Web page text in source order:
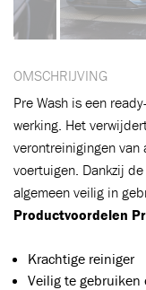
OMSCHRIJVING
Pre Wash is een
werking. Het
verontreinigingen van
voertuigen. Dankzij
algemeen veilig in
Productvoordelen
Krachtige reiniger
Veilig te
Toegevoegd
VERDER WINKELEN